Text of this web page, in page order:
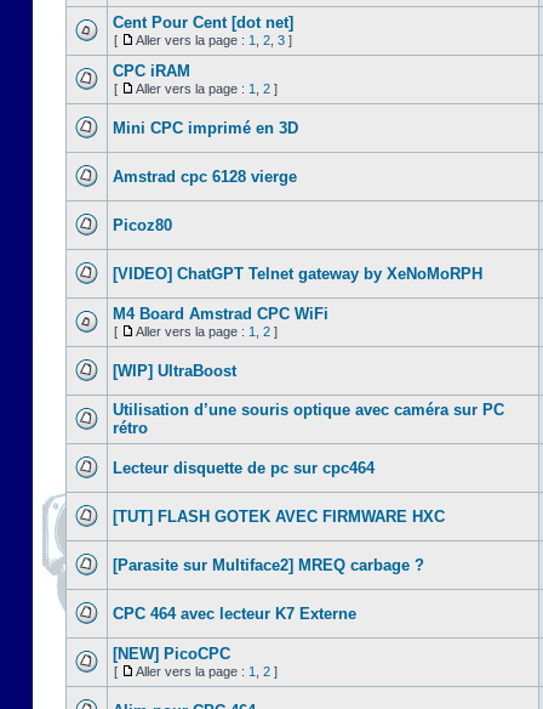
Cent Pour Cent [dot net]
[ Aller vers la page : 1 2 3 ]
CPC iRAM
[ Aller vers la page : 1 2 ]
Mini CPC imprimé en 3D
Amstrad cpc 6128 vierge
Picoz80
[VIDEO] ChatGPT Telnet gateway by XeNoMoRPH
M4 Board Amstrad CPC WiFi
[ Aller vers la page : 1 2 ]
[WIP] UltraBoost
Utilisation d’une souris optique avec caméra sur PC
rétro
Lecteur disquette de pc sur cpc464
[TUT] FLASH GOTEK AVEC FIRMWARE HXC
[Parasite sur Multiface2] MREQ carbage ?
CPC 464 avec lecteur K7 Externe
[NEW] PicoCPC
[ Aller vers la page : 1 2 ]